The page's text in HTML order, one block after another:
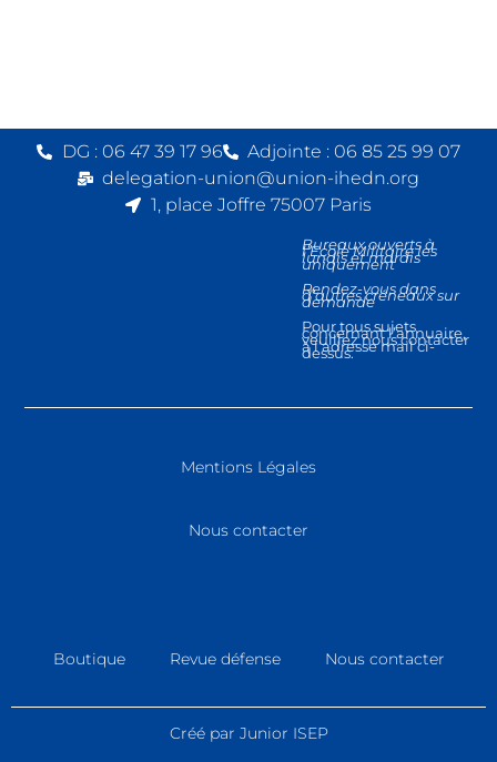
DG : 06 47 39 17 96
Adjointe : 06 85 25 99 07
delegation-union@union-ihedn.org
1, place Joffre 75007 Paris
Bureaux ouverts à
l’Ecole Militaire les
lundis et mardis
uniquement
Rendez-vous dans
d’autres créneaux sur
demande
Pour tous sujets
concernant l’annuaire,
veuillez nous contacter
à l’adresse mail ci-
dessus.
Mentions Légales
Nous contacter
Boutique Revue défense Nous contacter
Créé par Junior ISEP